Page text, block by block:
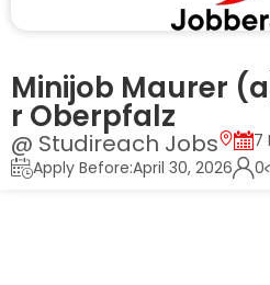
Minijob Maurer
r Oberpfalz
@ Studireach Jobs
7
Apply Before:April 30, 2026
0